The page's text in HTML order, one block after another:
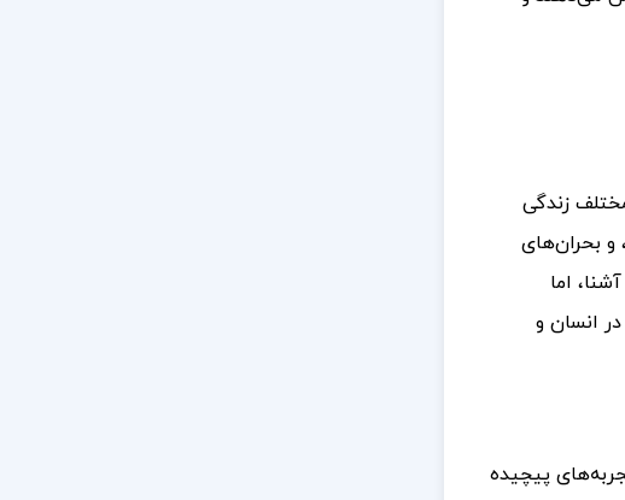
زندگی
و بحران‌های
اما
انسان و
پیچیده